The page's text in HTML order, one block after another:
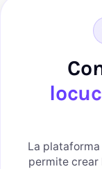
La
permite crear